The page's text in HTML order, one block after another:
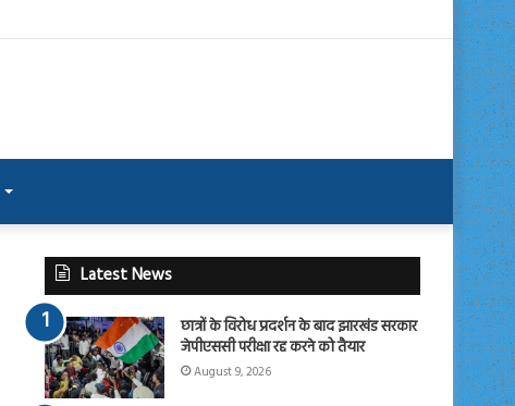
Latest News
छात्रों के विरोध प्रदर्शन के बाद झारखंड सरकार
जेपीएससी परीक्षा रद्द करने को तैयार
August 9, 2026